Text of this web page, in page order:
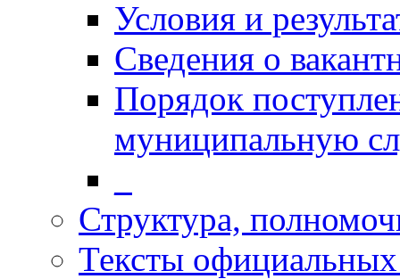
Условия и
Сведения о
Порядок
муниципальную
Структура,
Тексты